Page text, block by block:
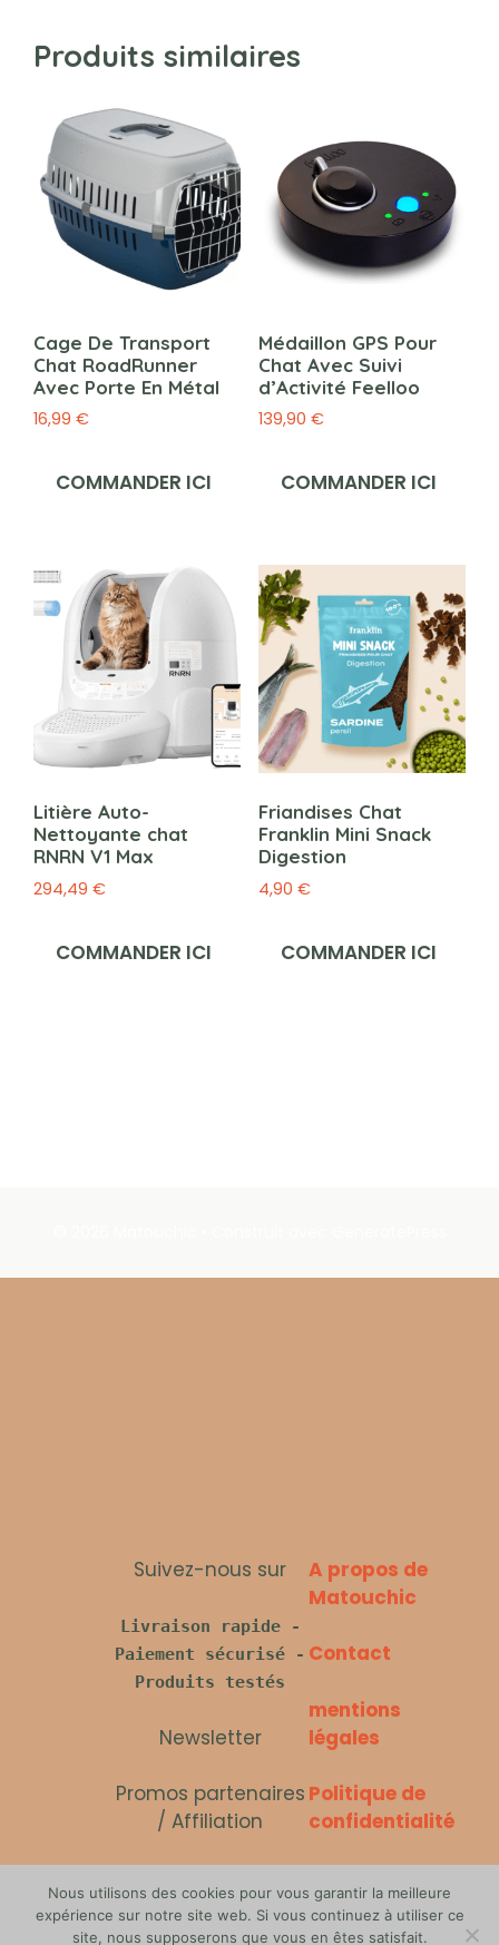
Produits similaires
Cage De Transport
Chat RoadRunner
Avec Porte En Métal
16,99 €
COMMANDER ICI
Médaillon GPS Pour
Chat Avec Suivi
d’Activité Feelloo
139,90 €
COMMANDER ICI
Litière Auto-
Nettoyante chat
RNRN V1 Max
294,49 €
COMMANDER ICI
Friandises Chat
Franklin Mini Snack
Digestion
4,90 €
COMMANDER ICI
Suivez-nous sur
Livraison rapide -
Paiement sécurisé -
Produits testés
Newsletter
Promos partenaires
/ Affiliation
A propos de
Matouchic
Contact
mentions
légales
Politique de
confidentialité
cookies
Nous utilisons des cookies pour vous garantir la meilleure
expérience sur notre site web. Si vous continuez à utiliser ce
site, nous supposerons que vous en êtes satisfait.